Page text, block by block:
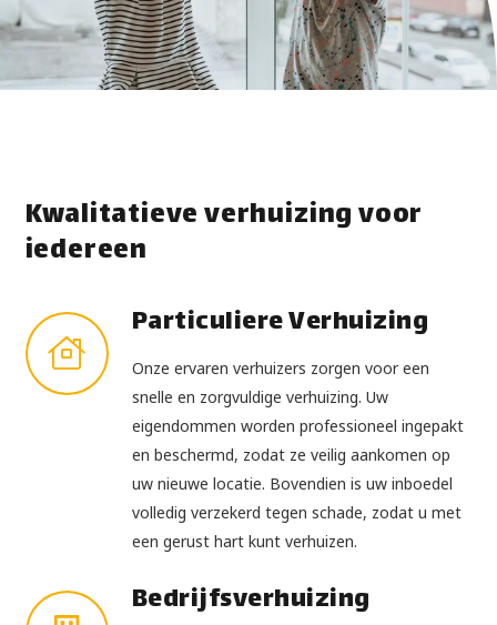
Kwalitatieve verhuizing voor
iedereen
Particuliere Verhuizing
Onze ervaren verhuizers zorgen voor een
snelle en zorgvuldige verhuizing. Uw
eigendommen worden professioneel ingepakt
en beschermd, zodat ze veilig aankomen op
uw nieuwe locatie. Bovendien is uw inboedel
volledig verzekerd tegen schade, zodat u met
een gerust hart kunt verhuizen.
Bedrijfsverhuizing